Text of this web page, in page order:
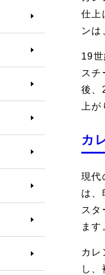
仕上
ンは
19
スチ
後、
上
カ
現代
は、
スタ
ま
カレ
し